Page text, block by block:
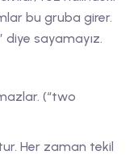
bu gruba girer.
diye sayamayız.
(“two
Her zaman tekil